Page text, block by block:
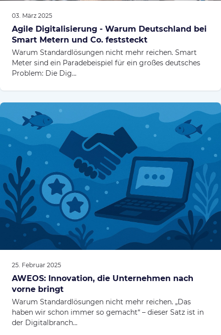
03. März 2025
Agile Digitalisierung - Warum Deutschland bei
Smart Metern und Co. feststeckt
Warum Standardlösungen nicht mehr reichen. Smart
Meter sind ein Paradebeispiel für ein großes deutsches
Problem: Die Dig...
25. Februar 2025
AWEOS: Innovation, die Unternehmen nach
vorne bringt
Warum Standardlösungen nicht mehr reichen. „Das
haben wir schon immer so gemacht“ – dieser Satz ist in
der Digitalbranch...